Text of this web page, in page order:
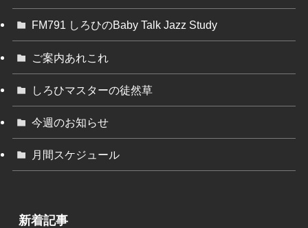
FM791 しろひのBaby Talk Jazz Study
ご案内あれこれ
しろひマスターの徒然草
今週のお知らせ
月間スケジュール
新着記事